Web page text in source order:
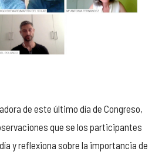
de este último día de Congreso,
que se los participantes
y reflexiona sobre la importancia de